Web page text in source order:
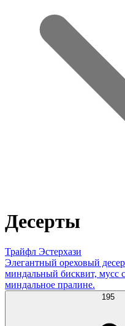
Десерты
Трайфл Эстерхази
Элегантный ореховый
миндальный бисквит, мусс
миндальное пралине.
195